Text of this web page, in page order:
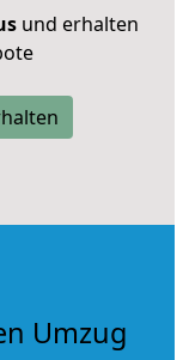
und erhalten
Umzug